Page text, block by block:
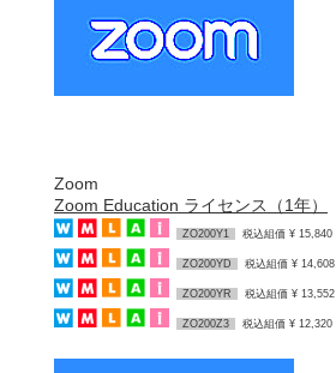
Zoom
Zoom Education ライセンス（1年）
ZO200Y1 税込組価 ¥ 15,840
ZO200YD 税込組価 ¥ 14,608
ZO200YR 税込組価 ¥ 13,552
ZO200Z3 税込組価 ¥ 12,320